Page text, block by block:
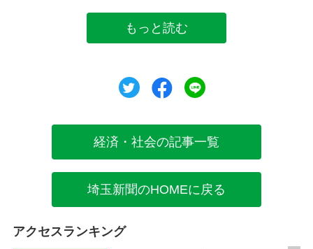
もっと読む
ツイートシェア
経済・社会の記事一覧
埼玉新聞のHOMEに戻る
アクセスランキング